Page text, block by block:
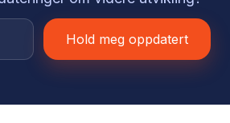
Hold meg oppdatert